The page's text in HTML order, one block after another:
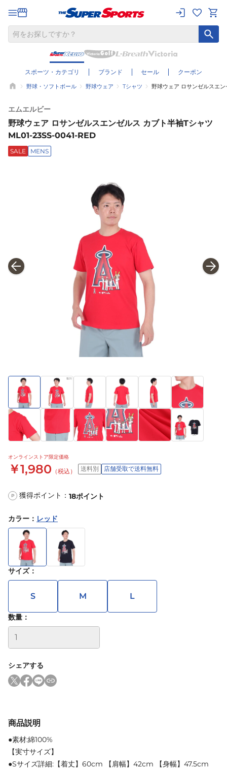
スポーツ・カテゴリ ブランド セール クーポン
野球・ソフトボール 野球ウェア Tシャツ 野球ウェア ロサンゼルスエ
エムエルビー
野球ウェア ロサンゼルスエンゼルス カブト半袖Tシャツ
ML01-23SS-0041-RED
SALE MENS
オンラインストア限定価格
￥1,980 （税込） 送料別 店舗受取で送料無料
P 獲得ポイント： 18ポイント
カラー ： レッド
サイズ：
S M L
数量：
シェアする
商品説明
●素材:綿100%
【実寸サイズ】
●Sサイズ詳細:【着丈】60cm 【肩幅】42cm 【身幅】47.5cm